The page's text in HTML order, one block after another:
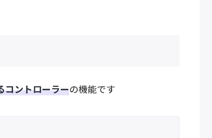
コントローラーの機能です